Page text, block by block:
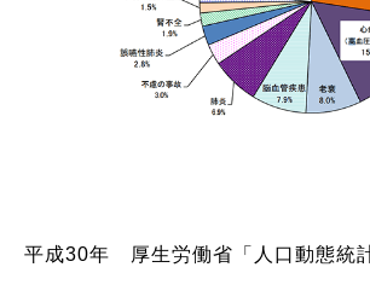
平成30年 厚生労働省「人口動態統